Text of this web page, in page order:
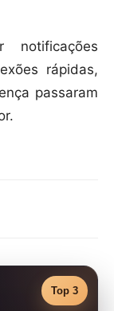
rápidas,
passaram
Top 3